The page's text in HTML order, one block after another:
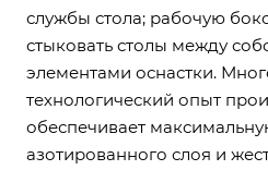
службы стола; рабочую
стыковать столы между
элементами оснастки.
технологический опыт
обеспечивает
азотированного слоя и